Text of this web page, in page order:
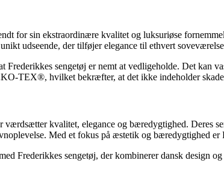
for sin ekstraordinære kvalitet og luksuriøse
udseende, der tilføjer elegance til ethvert
Frederikkes sengetøj er nemt at vedligeholde. Det kan
TEX®, hvilket bekræfter, at det ikke indeholder
værdsætter kvalitet, elegance og bæredygtighed. Deres
Med et fokus på æstetik og bæredygtighed
Frederikkes sengetøj, der kombinerer dansk design